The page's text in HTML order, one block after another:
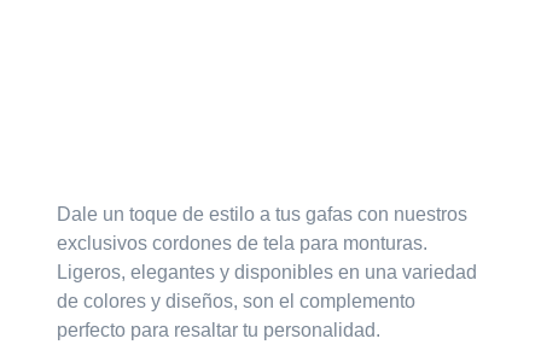
Dale un toque de estilo a tus gafas con nuestros
exclusivos cordones de tela para monturas.
Ligeros, elegantes y disponibles en una variedad
de colores y diseños, son el complemento
perfecto para resaltar tu personalidad.